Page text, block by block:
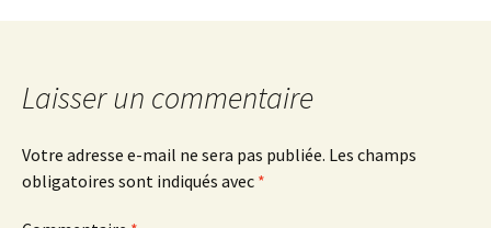
commentaires
Laisser un commentaire
Votre adresse e-mail ne sera pas publiée. Les champs
obligatoires sont indiqués avec *